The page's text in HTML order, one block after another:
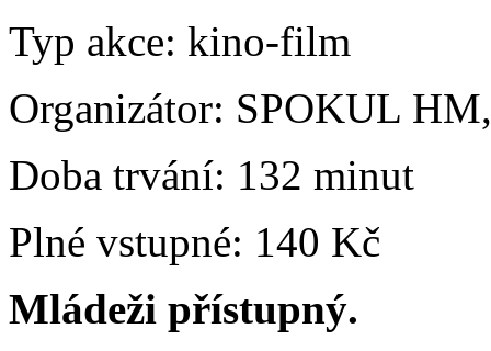
Typ akce: kino-film
Organizátor: SPOKUL
Doba trvání: 132 minut
Plné vstupné: 140 Kč
Mládeži přístupný.